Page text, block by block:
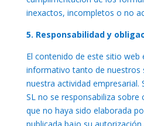
inexactos, incompletos o no
5. Responsabilidad y
El contenido de este sitio web
informativo tanto de nuestros
nuestra actividad empresarial.
SL no se responsabiliza sobre
que no haya sido elaborada